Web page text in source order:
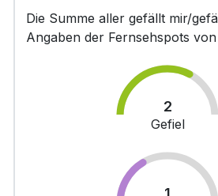
Die Summe aller gefällt mir/
Angaben der Fernsehspots
2
Gefiel